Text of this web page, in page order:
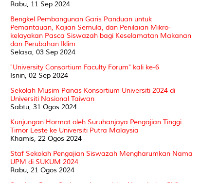
Rabu, 11 Sep 2024
Bengkel Pembangunan Garis Panduan untuk
Pemantauan, Kajian Semula, dan Penilaian Mikro-
kelayakan Pasca Siswazah bagi Keselamatan Makanan
dan Perubahan Iklim
Selasa, 03 Sep 2024
"University Consortium Faculty Forum" kali ke-6
Isnin, 02 Sep 2024
Sekolah Musim Panas Konsortium Universiti 2024 di
Universiti Nasional Taiwan
Sabtu, 31 Ogos 2024
Kunjungan Hormat oleh Suruhanjaya Pengajian Tinggi
Timor Leste ke Universiti Putra Malaysia
Khamis, 22 Ogos 2024
Staf Sekolah Pengajian Siswazah Mengharumkan Nama
UPM di SUKUM 2024
Rabu, 21 Ogos 2024